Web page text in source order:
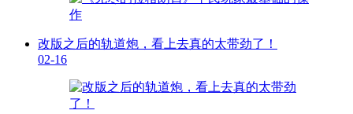
改版之后的轨道炮，看上去真的太带劲了！
02-16